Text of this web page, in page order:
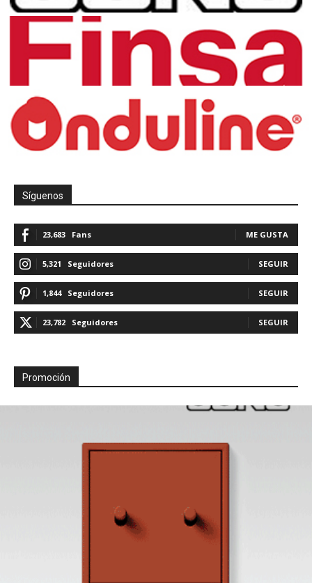
Síguenos
23,683 Fans ME GUSTA
5,321 Seguidores SEGUIR
1,844 Seguidores SEGUIR
23,782 Seguidores SEGUIR
Promoción